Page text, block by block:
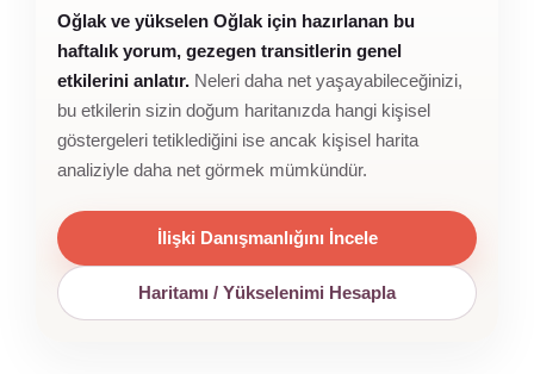
Oğlak ve yükselen Oğlak için hazırlanan bu
haftalık yorum, gezegen transitlerin genel
etkilerini anlatır. Neleri daha net yaşayabileceğinizi,
bu etkilerin sizin doğum haritanızda hangi kişisel
göstergeleri tetiklediğini ise ancak kişisel harita
analiziyle daha net görmek mümkündür.
İlişki Danışmanlığını İncele
Haritamı / Yükselenimi Hesapla